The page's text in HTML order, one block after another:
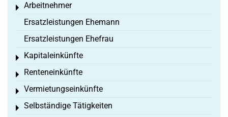
Arbeitnehmer
Toggle menu
Ersatzleistungen Ehemann
Ersatzleistungen Ehefrau
Kapitaleinkünfte
Toggle menu
Renteneinkünfte
Toggle menu
Vermietungseinkünfte
Toggle menu
Selbständige Tätigkeiten
Toggle menu